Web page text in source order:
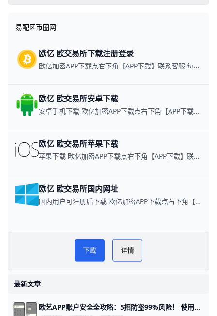
实用买币指南与支付
易配区币圈网
欧亿 欧交易所下载注册登录
欧亿加密APP下载点右下角【APP下载】联系客服 每日更新可用链接
欧亿 欧交易所安卓下载
安卓手机下载 欧亿加密APP下载点右下角【APP下载】联系客服 每日更新可用链接
欧亿 欧交易所苹果下载
苹果下载 欧亿加密APP下载点右下角【APP下载】联系客服 每日更新可用链接
欧亿 欧交易所国内网址
国内用户可注册后下载 欧亿加密APP下载点右下角【APP下载】联系客服 每日更新可用链接
易配区币圈网PLAY NOW
欧亿买币教程
下載 详情
最新文章
欧艺APP账户安全全攻略：5招防盗99%风险！ 使用欧艺APP时，账户安全非常重要。欧艺APP（也叫OK交易所鸥易）是热门的加密货币交易平台，每天有数百万用户登录交易。根据官方数据，开启安全设置的用户，账户被盗风险可降低90%以上。 比如，如果你忘记设置双重验证，坏人可能用猜到的密码直接登录，但设置后他们就进不去了。​